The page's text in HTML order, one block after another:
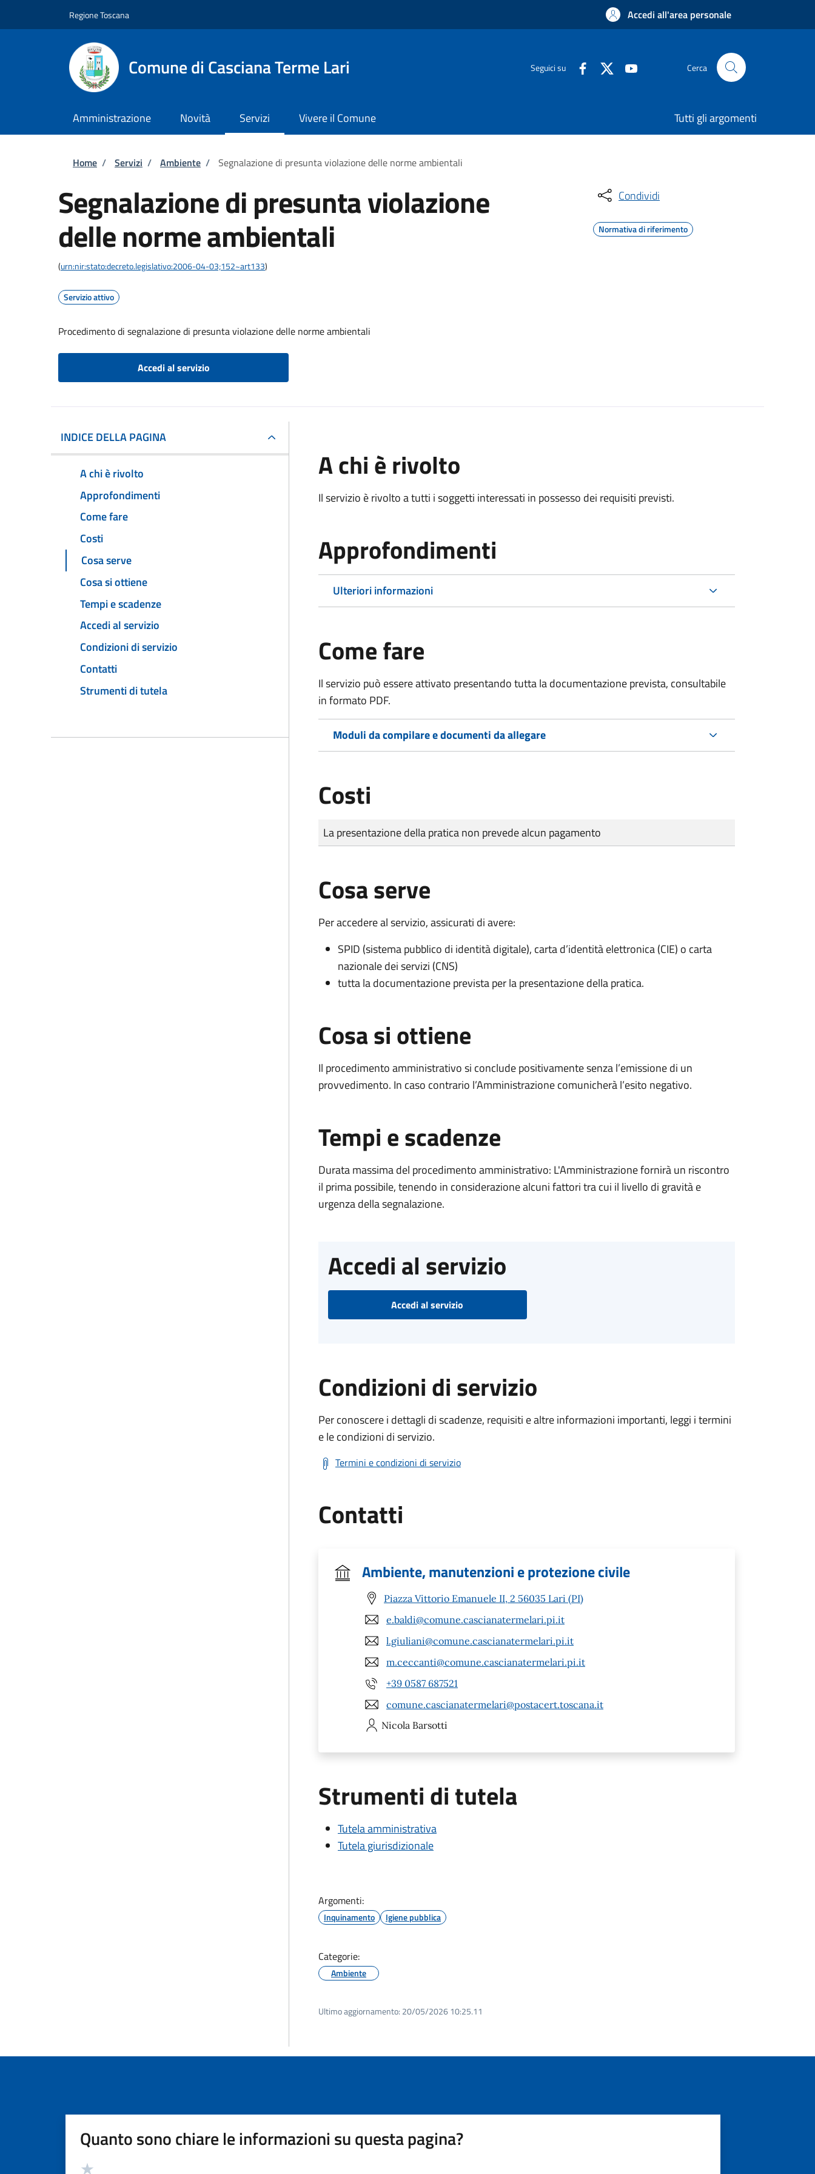
Regione Toscana Accedi all'area personale
Comune di Casciana Terme Lari Seguici su Cerca
Amministrazione Novità Servizi Vivere il Comune Tutti gli argomenti
Briciole di pane
Home / Servizi / Ambiente / Segnalazione di presunta violazione delle norme ambientali
Segnalazione di presunta violazione
delle norme ambientali
(urn:nir:stato:decreto.legislativo:2006-04-03;152~art133)
Servizio attivo
Procedimento di segnalazione di presunta violazione delle norme ambientali
Accedi al servizio
Condividi
Normativa di riferimento
INDICE DELLA PAGINA
A chi è rivolto
Approfondimenti
Come fare
Costi
Cosa serve
Cosa si ottiene
Tempi e scadenze
Accedi al servizio
Condizioni di servizio
Contatti
Strumenti di tutela
A chi è rivolto
Il servizio è rivolto a tutti i soggetti interessati in possesso dei requisiti previsti.
Approfondimenti
Ulteriori informazioni
Come fare
Il servizio può essere attivato presentando tutta la documentazione prevista, consultabile
in formato PDF.
Moduli da compilare e documenti da allegare
Costi
Tipo di pagamento
Importo
La presentazione della pratica non prevede alcun pagamento
Cosa serve
Per accedere al servizio, assicurati di avere:
SPID (sistema pubblico di identità digitale), carta d’identità elettronica (CIE) o carta
nazionale dei servizi (CNS)
tutta la documentazione prevista per la presentazione della pratica.
Cosa si ottiene
Il procedimento amministrativo si conclude positivamente senza l’emissione di un
provvedimento. In caso contrario l’Amministrazione comunicherà l’esito negativo.
Tempi e scadenze
Durata massima del procedimento amministrativo: L'Amministrazione fornirà un riscontro
il prima possibile, tenendo in considerazione alcuni fattori tra cui il livello di gravità e
urgenza della segnalazione.
Accedi al servizio
Accedi al servizio
Condizioni di servizio
Per conoscere i dettagli di scadenze, requisiti e altre informazioni importanti, leggi i termini
e le condizioni di servizio.
Termini e condizioni di servizio
Contatti
Ambiente, manutenzioni e protezione civile
Piazza Vittorio Emanuele II, 2 56035 Lari (PI)
e.baldi@comune.cascianatermelari.pi.it
l.giuliani@comune.cascianatermelari.pi.it
m.ceccanti@comune.cascianatermelari.pi.it
+39 0587 687521
comune.cascianatermelari@postacert.toscana.it
Nicola Barsotti
Strumenti di tutela
Tutela amministrativa
Tutela giurisdizionale
Argomenti:
Inquinamento Igiene pubblica
Categorie:
Ambiente
Ultimo aggiornamento: 20/05/2026 10:25.11
Quanto sono chiare le informazioni su questa pagina?
Valutazione